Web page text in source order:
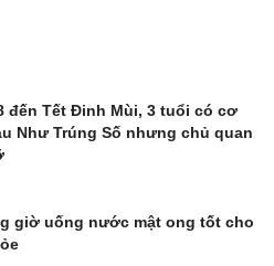
đến Tết Đinh Mùi, 3 tuổi có cơ
Như Trúng Số nhưng chủ quan
giờ uống nước mật ong tốt cho